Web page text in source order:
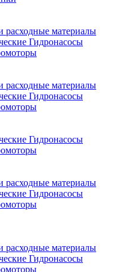
материалы
Гидронасосы
материалы
Гидронасосы
Гидронасосы
материалы
Гидронасосы
материалы
Гидронасосы